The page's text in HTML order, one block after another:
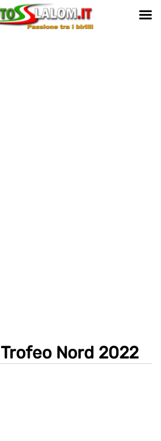
Nord 2022